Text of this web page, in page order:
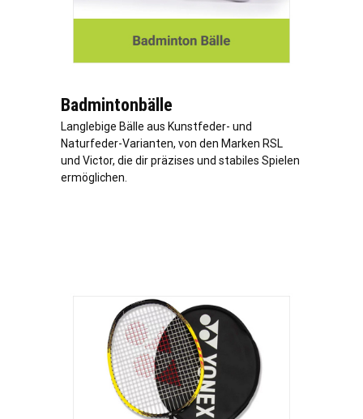
Badmintonbälle
Langlebige Bälle aus Kunstfeder- und
Naturfeder-Varianten, von den Marken RSL
und Victor, die dir präzises und stabiles Spielen
ermöglichen.